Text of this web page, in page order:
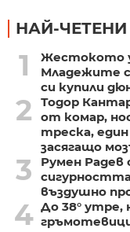
НАЙ-ЧЕТЕНИ
1
Жестокото
Младежите
си купили
2
Тодор
от комар,
треска,
засягащо
3
Румен Радев
въздушно
4 До 38° утре,